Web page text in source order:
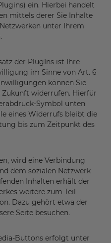
ein. Hierbei handelt
mittels derer Sie Inhalte
unter Ihrem
der PlugIns ist Ihre
im Sinne von Art. 6
können Sie
widerrufen. Hierfür
Symbol unten
eines Widerrufs bleibt die
bis zum Zeitpunkt des
wird eine Verbindung
dem sozialen Netzwerk
Inhalten erhält der
weitere zum Teil
Dazu gehört etwa der
Seite besuchen.
Buttons erfolgt unter